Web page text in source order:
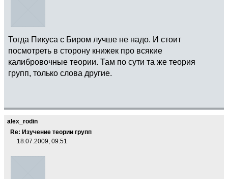
Тогда Пикуса с Биром лучше не надо. И стоит
посмотреть в сторону книжек про всякие
калибровочные теории. Там по сути та же теория
групп, только слова другие.
alex_rodin
Re: Изучение теории групп
18.07.2009, 09:51